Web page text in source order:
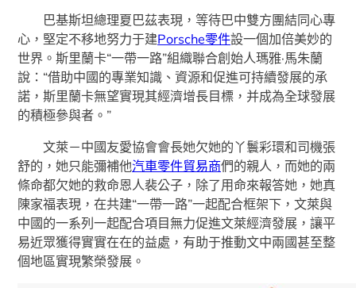
巴基斯坦總理夏巴茲表現，等待巴中雙方團結同心專
心，堅定不移地努力于建Porsche零件設一個加倍美妙的
世界。斯里蘭卡“一帶一路”組織聯合創始人瑪雅·馬朱蘭
說：“借助中國的專業知識、資源和促進可持續發展的承
諾，斯里蘭卡無望實現其經濟增長目標，并成為全球發展
的積極參與者。”
文萊－中國友愛協會會長她欠她的丫鬟彩環和司機張
舒的，她只能彌補他汽車零件貿易商們的親人，而她的兩
條命都欠她的救命恩人裴公子，除了用命來報答她，她真
陳家福表現，在共建“一帶一路”一起配合框架下，文萊與
中國的一系列一起配合項目無力促進文萊經濟發展，讓平
易近眾獲得實實在在的益處，有助于推動文中兩國甚至整
個地區實現繁榮發展。